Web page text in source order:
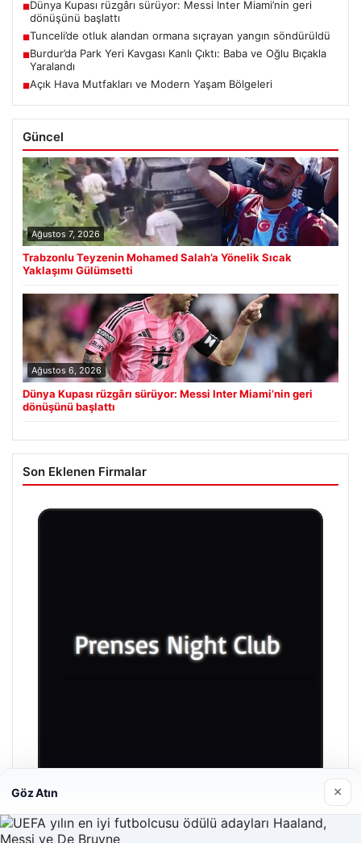
■Dünya Kupası rüzgârı sürüyor: Messi Inter Miami’nin geri
dönüşünü başlattı
■Tunceli’de otluk alandan ormana sıçrayan yangın söndürüldü
■Burdur’da Park Yeri Kavgası Kanlı Çıktı: Baba ve Oğlu Bıçakla
Yaralandı
■Açık Hava Mutfakları ve Modern Yaşam Bölgeleri
Güncel
Ağustos 7, 2026
Trabzonlu Teyzenin Mohamed Salah’a Yönelik Sıcak
Yaklaşımı Gülümsetti
Ağustos 6, 2026
Dünya Kupası rüzgârı sürüyor: Messi Inter Miami’nin geri
dönüşünü başlattı
Son Eklenen Firmalar
Prenses Night Club
Göz Atın ×